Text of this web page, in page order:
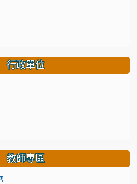
行政單位
教師專區